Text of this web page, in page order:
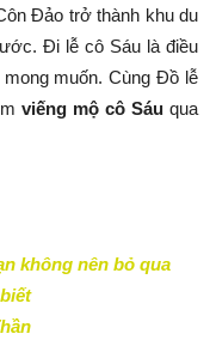
Đảo trở thành khu du
Đi lễ cô Sáu là điều
muốn. Cùng Đồ lễ
viếng mộ cô Sáu qua
không nên bỏ qua